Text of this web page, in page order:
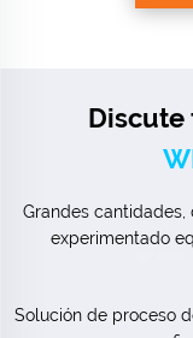
Discute
Grandes
experimentado
Solución de proceso